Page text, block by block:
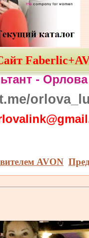
-
AVON